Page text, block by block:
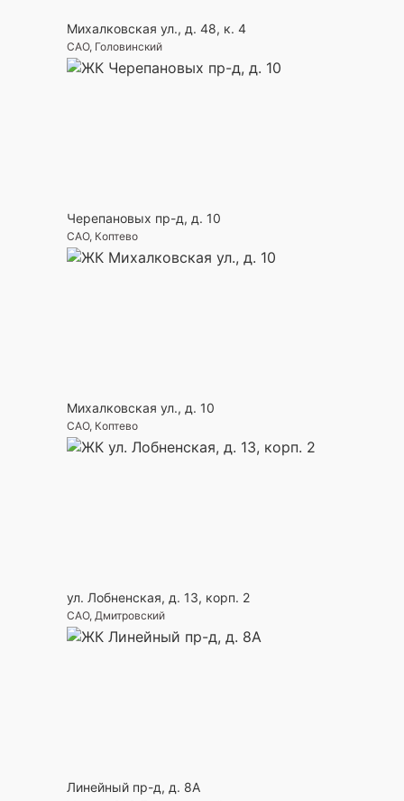
Михалковская ул., д. 48, к. 4
САО, Головинский
Черепановых пр-д, д. 10
САО, Коптево
Михалковская ул., д. 10
САО, Коптево
ул. Лобненская, д. 13, корп. 2
САО, Дмитровский
Линейный пр-д, д. 8А